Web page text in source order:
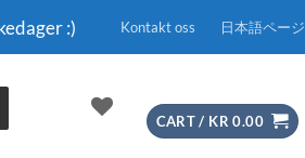
:) Kontakt oss 日本語ページ
CART / KR 0.00